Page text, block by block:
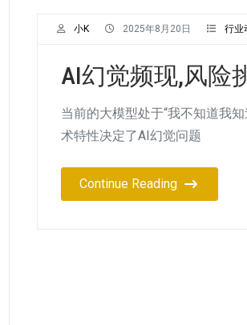
小K 2025年8月20日 行业
AI幻觉频现,风险
当前的大模型处于“我不知道我
术特性决定了AI幻觉问题
Continue Reading